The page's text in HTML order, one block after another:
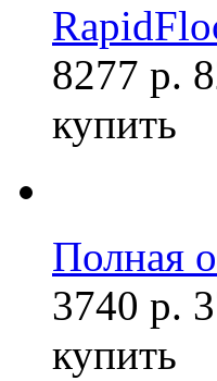
8277 р.
купить
Полная
3740 р.
купить